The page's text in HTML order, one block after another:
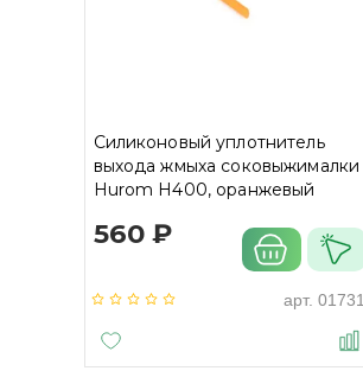
Силиконовый уплотнитель
выхода жмыха соковыжималки
Hurom H400, оранжевый
560 ₽
арт. 01731